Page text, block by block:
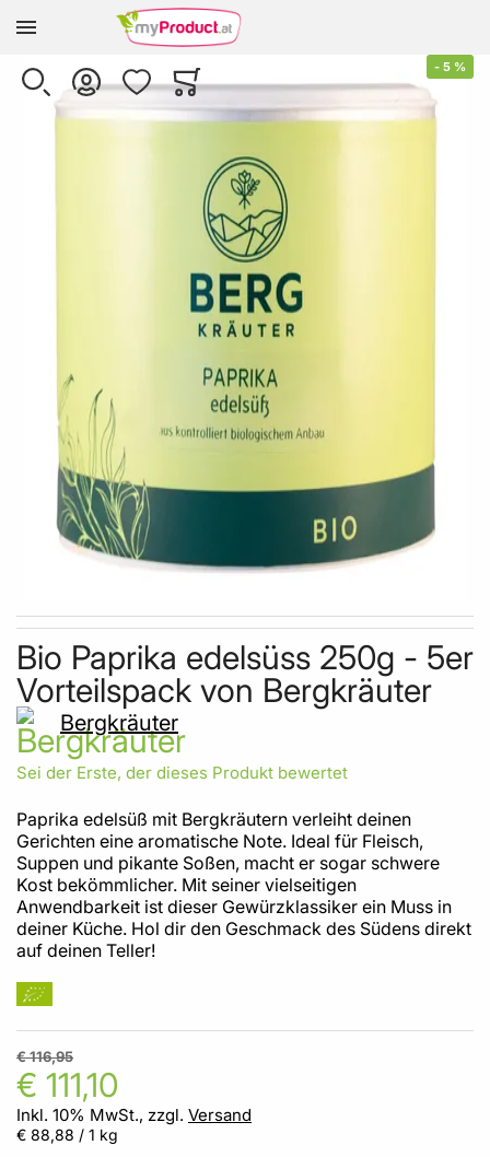
Zur Homepage
SUCHE KONTO WUNSCHLISTEWARENKORB
Minicart
Skip to the beginning of the images gallery
- 5 %
Bio Paprika edelsüss 250g - 5er
Vorteilspack von Bergkräuter
Bergkräuter
Sei der Erste, der dieses Produkt bewertet
Paprika edelsüß mit Bergkräutern verleiht deinen
Gerichten eine aromatische Note. Ideal für Fleisch,
Suppen und pikante Soßen, macht er sogar schwere
Kost bekömmlicher. Mit seiner vielseitigen
Anwendbarkeit ist dieser Gewürzklassiker ein Muss in
deiner Küche. Hol dir den Geschmack des Südens direkt
auf deinen Teller!
€ 111,10
€ 116,95
Inkl. 10% MwSt., zzgl. Versand
€ 88,88 / 1 kg